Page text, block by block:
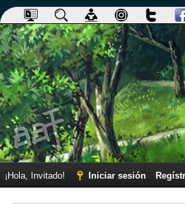
¡Hola, Invitado! Iniciar sesión